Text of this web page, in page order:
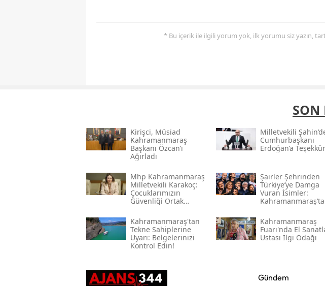
* Bu içerik ile ilgili yorum yok, ilk yorumu siz yazın,
SON
Kirişci, Müsi̇ad
Kahramanmaraş
Başkanı Özcan’ı
Ağırladı
Milletvekili
Cumhurbaşkanı
Erdoğan’a Teşekkür
Mhp Kahramanmaraş
Milletvekili Karakoç:
Çocuklarımızın
Güvenliği Ortak
Şairler Şehrinden
Türkiye’ye Damga
Vuran İsimler:
Kahramanmaraş'tan
Tekne Sahiplerine
Uyarı: Belgelerinizi
Kontrol Edin!
Kahramanmaraş
Fuarı'nda El
Ustası İlgi Odağı
Gündem